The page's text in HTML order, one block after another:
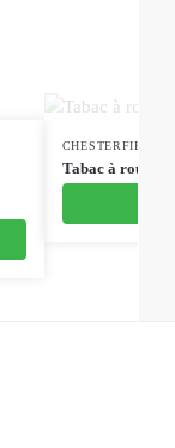
CHESTERFIELD
Tabac à rouler